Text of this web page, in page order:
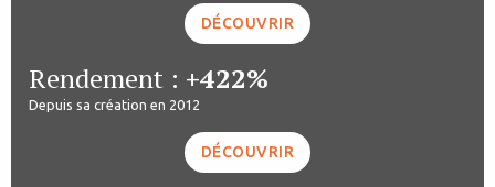
DÉCOUVRIR
Rendement : +422%
Depuis sa création en 2012
DÉCOUVRIR